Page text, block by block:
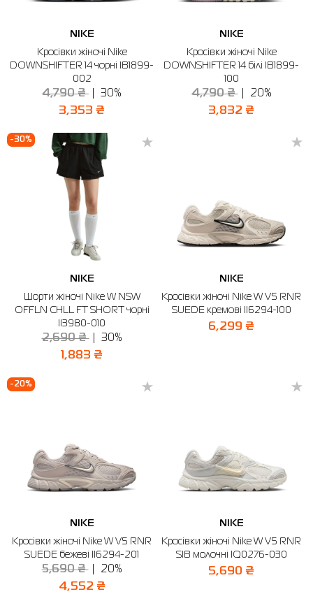
NIKE
Кросівки жіночі Nike
DOWNSHIFTER 14 чорні IB1899-
002
4,790 ₴ 30%
3,353 ₴
NIKE
Кросівки жіночі Nike
DOWNSHIFTER 14 білі IB1899-
100
4,790 ₴ 20%
3,832 ₴
-30%
NIKE
Шорти жіночі Nike W NSW
OFFLN CHLL FT SHORT чорні
II3980-010
2,690 ₴ 30%
1,883 ₴
NIKE
Кросівки жіночі Nike W V5 RNR
SUEDE кремові II6294-100
6,299 ₴
-20%
NIKE
Кросівки жіночі Nike W V5 RNR
SUEDE бежеві II6294-201
5,690 ₴ 20%
4,552 ₴
NIKE
Кросівки жіночі Nike W V5 RNR
SIB молочні IQ0276-030
5,690 ₴